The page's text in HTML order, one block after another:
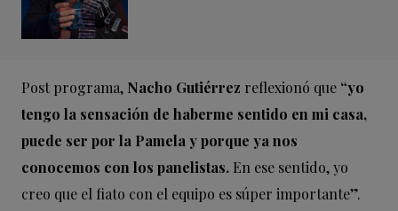
Post programa, Nacho Gutiérrez reflexionó que “yo
tengo la sensación de haberme sentido en mi casa,
puede ser por la Pamela y porque ya nos
conocemos con los panelistas. En ese sentido, yo
creo que el fiato con el equipo es súper importante”.